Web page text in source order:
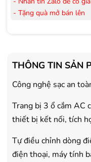
- Tặng quà mở bán lên
- Tặng Voucher trị giá
mua Máy lọc Không khí
- Cam kết hàng mới
Hà Nội, Hồ Chí Minh
- Vận chuyển Toàn
THÔNG TIN SẢN
Công nghệ sạc an
Trang bị 3 ổ cắm AC
thiết bị kết nối, tích
Tự điều chỉnh dòng
điện thoại, máy tính